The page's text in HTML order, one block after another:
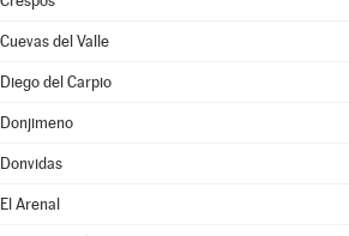
Cuevas del Valle
Diego del Carpio
Donjimeno
Donvidas
El Arenal